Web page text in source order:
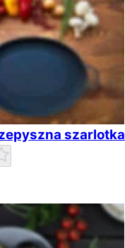
szarlotka